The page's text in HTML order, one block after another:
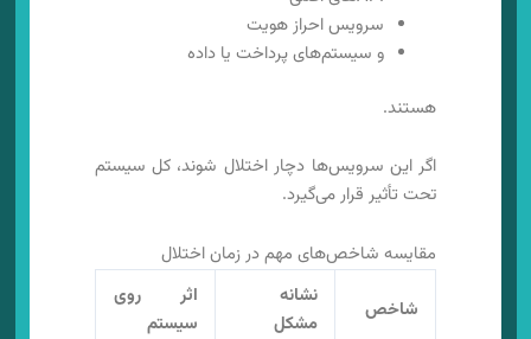
سرویس احراز هویت
و سیستم‌های پرداخت یا داده
هستند.
اگر این سرویس‌ها دچار اختلال شوند، کل سیستم
تحت تأثیر قرار می‌گیرد.
مقایسه شاخص‌های مهم در زمان اختلال
شاخص
نشانه
مشکل
اثر روی
سیستم